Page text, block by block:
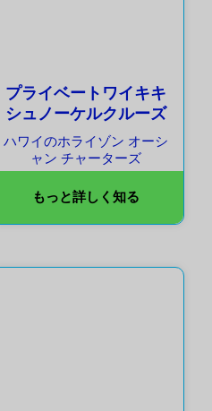
プライベートワイキキ
シュノーケルクルーズ
ハワイのホライゾン オーシ
ャン チャーターズ
もっと詳しく知る